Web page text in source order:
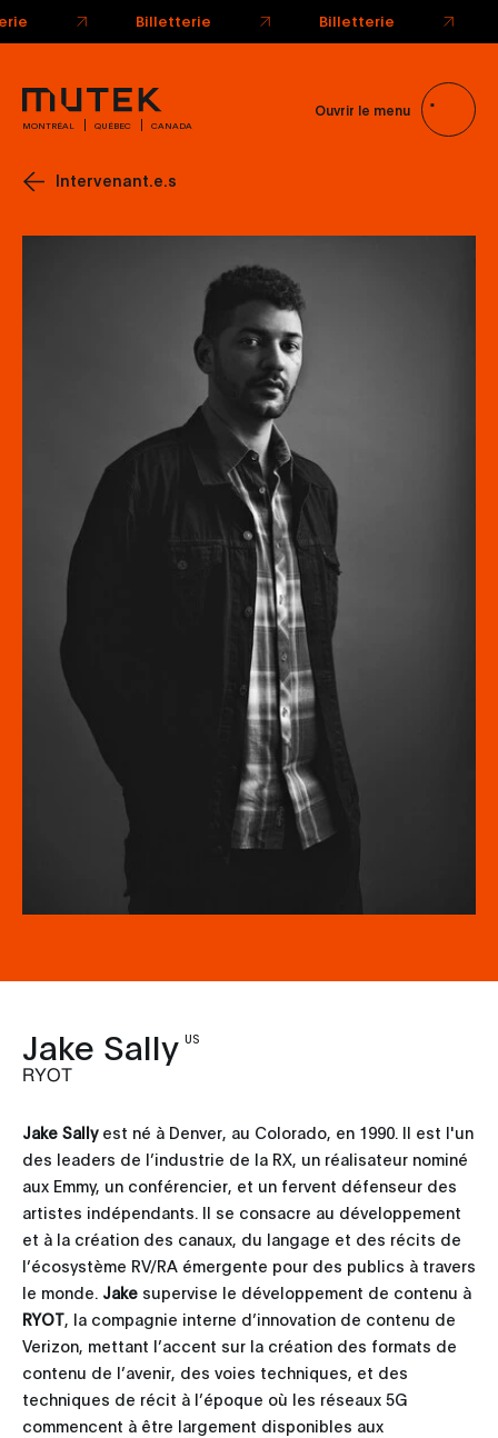
Billetterie Billetterie
MONTRÉAL QUÉBEC CANADA
Ouvrir le menu
Intervenant.e.s
Jake Sally US
RYOT
Jake Sallyest né à Denver, au Colorado, en 1990. Il est l'un
des leaders de l’industrie de la RX, un réalisateur nominé
aux Emmy, un conférencier, et un fervent défenseur des
artistes indépendants. Il se consacre au développement
et à la création des canaux, du langage et des récits de
l’écosystème RV/RA émergente pour des publics à travers
le monde. Jake supervise le développement de contenu à
RYOT, la compagnie interne d’innovation de contenu de
Verizon, mettant l’accent sur la création des formats de
contenu de l’avenir, des voies techniques, et des
techniques de récit à l’époque où les réseaux 5G
commencent à être largement disponibles aux